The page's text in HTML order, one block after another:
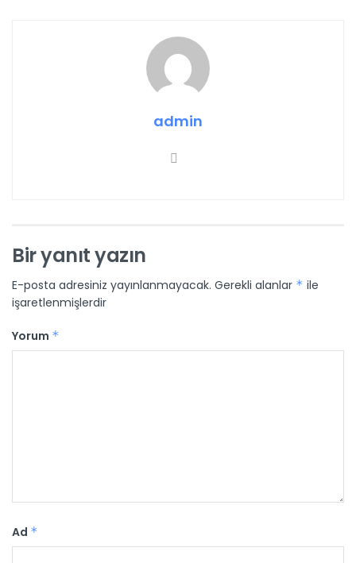
admin
Bir yanıt yazın
E-posta adresiniz yayınlanmayacak. Gerekli alanlar * ile
işaretlenmişlerdir
Yorum *
Ad *